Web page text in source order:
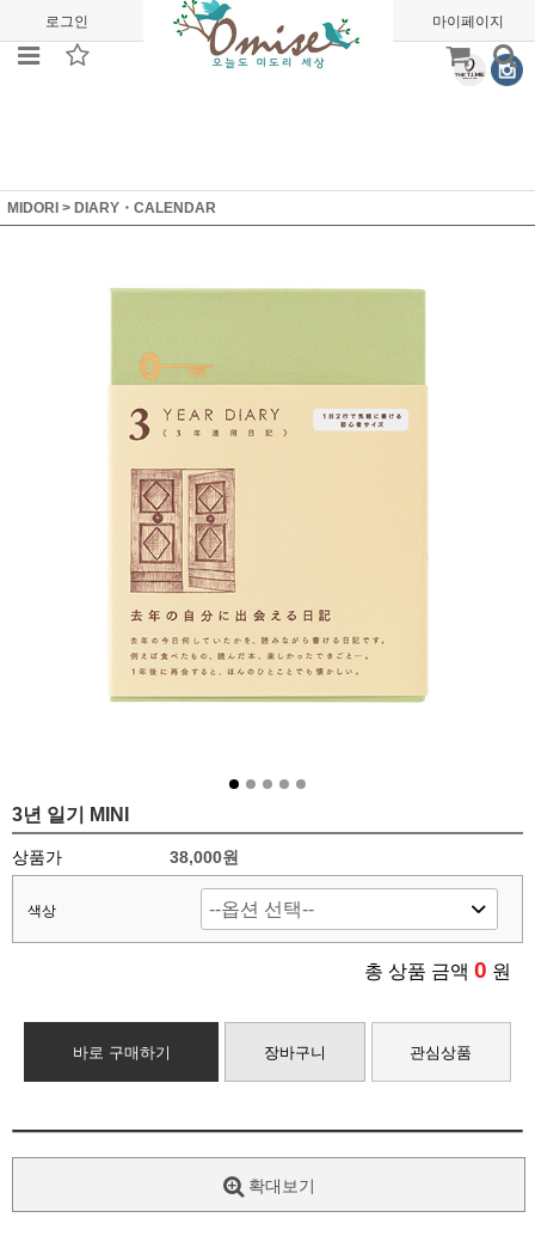
로그인 회원가입 주문조회 마이페이지
MIDORI > DIARY・CALENDAR
3년 일기 MINI
상품가 38,000원
색상
총 상품 금액 0 원
바로 구매하기 장바구니 관심상품
확대보기